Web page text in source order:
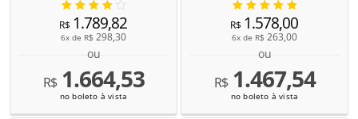
R$1.789,82
6x de R$ 298,30
ou
R$1.664,53
no boleto à vista
R$1.578,00
6x de R$ 263,00
ou
R$1.467,54
no boleto à vista